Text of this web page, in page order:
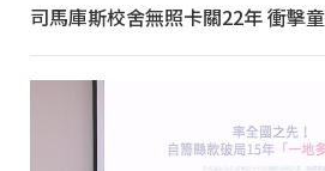
司馬庫斯校舍無照卡關22年 衝擊